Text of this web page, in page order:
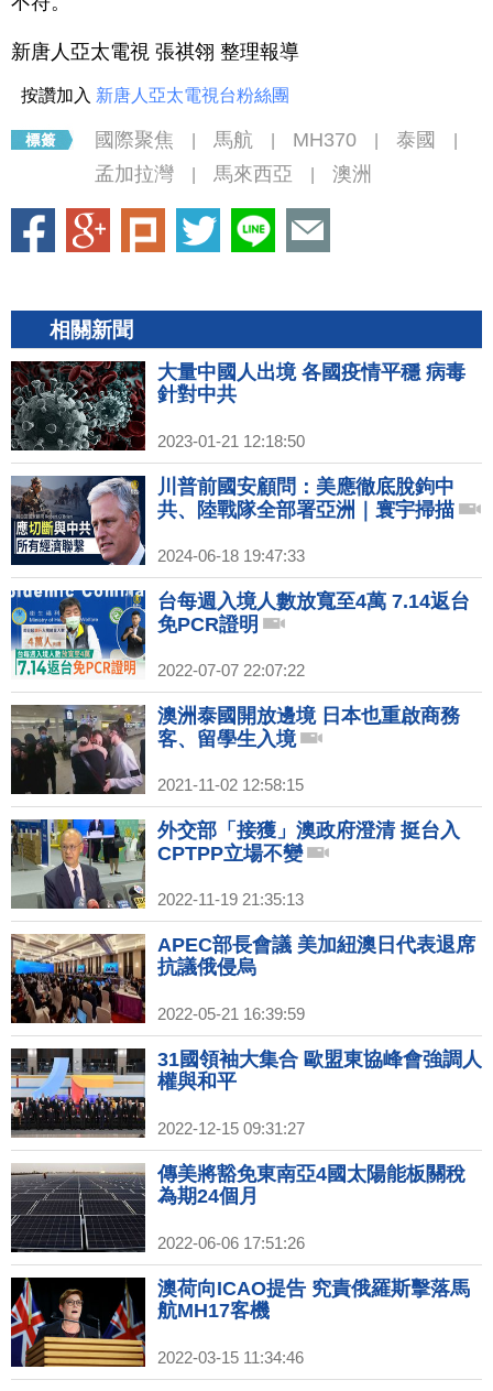
新唐人亞太電視 張祺翎 整理報導
按讚加入 新唐人亞太電視台粉絲團
國際聚焦 馬航 MH370 泰國
孟加拉灣 馬來西亞 澳洲
相關新聞
大量中國人出境 各國疫情平穩 病毒
針對中共
2023-01-21 12:18:50
川普前國安顧問：美應徹底脫鉤中
共、陸戰隊全部署亞洲｜寰宇掃描
2024-06-18 19:47:33
台每週入境人數放寬至4萬 7.14返台
免PCR證明
2022-07-07 22:07:22
澳洲泰國開放邊境 日本也重啟商務
客、留學生入境
2021-11-02 12:58:15
外交部「接獲」澳政府澄清 挺台入
CPTPP立場不變
2022-11-19 21:35:13
APEC部長會議 美加紐澳日代表退席
抗議俄侵烏
2022-05-21 16:39:59
31國領袖大集合 歐盟東協峰會強調人
權與和平
2022-12-15 09:31:27
傳美將豁免東南亞4國太陽能板關稅
為期24個月
2022-06-06 17:51:26
澳荷向ICAO提告 究責俄羅斯擊落馬
航MH17客機
2022-03-15 11:34:46